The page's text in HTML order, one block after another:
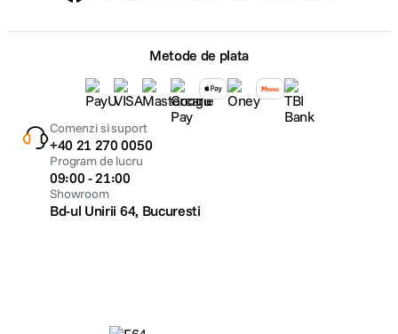
Metode de plata
Comenzi si suport
+40 21 270 0050
Program de lucru
09:00 - 21:00
Showroom
Bd-ul Unirii 64, Bucuresti